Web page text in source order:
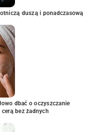
duszą i ponadczasową
dbać o oczyszczanie
bez żadnych